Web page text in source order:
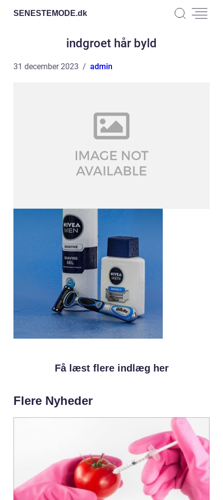
SENESTEMODE.dk
indgroet hår byld
31 december 2023 admin
Få læst flere indlæg her
Flere Nyheder